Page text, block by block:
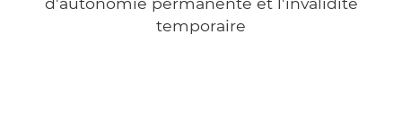
temporaire